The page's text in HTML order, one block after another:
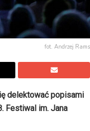
fot. Andrzej Rams
delektować popisami
Festiwal im. Jana